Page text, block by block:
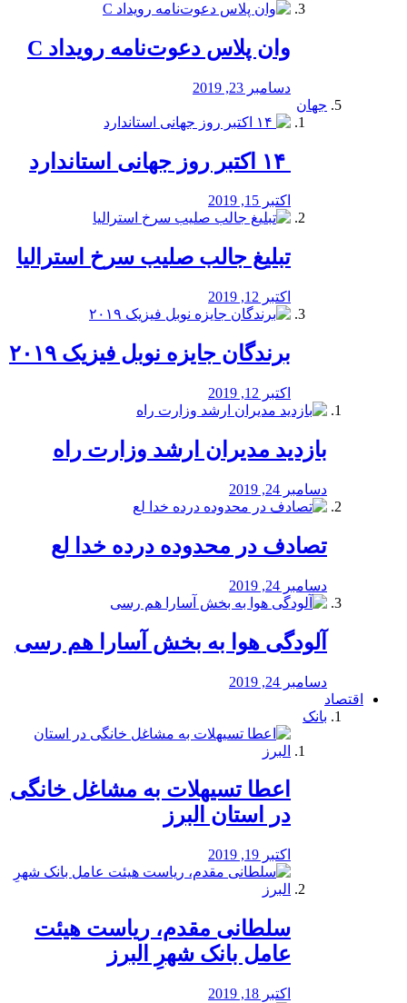
وان پلاس دعوت‌نامه رویداد C
دسامبر 23, 2019
جهان
اکتبر 15, 2019
تبلیغ جالب صلیب سرخ استرالیا
اکتبر 12, 2019
برندگان جایزه نوبل فیزیک ۲۰۱۹
اکتبر 12, 2019
بازدید مدیران ارشد وزارت راه
دسامبر 24, 2019
تصادف در محدوده درده خدا لع
دسامبر 24, 2019
آلودگی هوا به بخش آسارا هم رسی
دسامبر 24, 2019
اقتصاد
بانک
️اعطا تسیهلات به مشاغل خانگی
در استان البرز
اکتبر 19, 2019
سلطانی مقدم، ریاست هیئت
عامل بانک شهرِ البرز
اکتبر 18, 2019